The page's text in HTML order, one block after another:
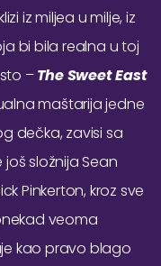
iz miljea u milje, iz
bi bila realna u toj
–The Sweet East
maštarija jedne
dečka, zavisi sa
složnija Sean
Pinkerton, kroz sve
veoma
kao pravo blago